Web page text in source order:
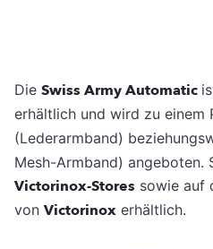
Die Swiss Army Automatic
erhältlich und wird zu einem
(Lederarmband)
Mesh-Armband) angeboten.
Victorinox-Stores sowie auf
von Victorinox erhältlich.